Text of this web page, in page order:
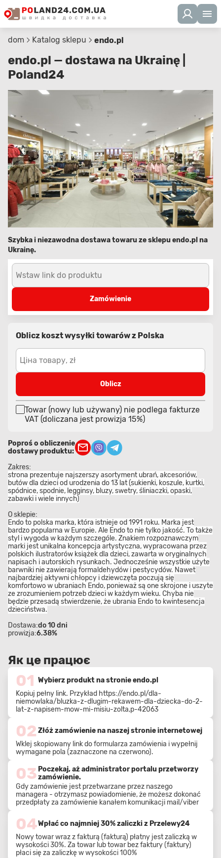
dom Katalog sklepu endo.pl
endo.pl — dostawa na Ukrainę |
Poland24
Szybka i niezawodna dostawa towaru ze sklepu endo.pl na
Ukrainę.
Wstaw link do produktu
Zamówienie
Oblicz koszt wysyłki towarów z Polska
Ціна товару, zł
Oblicz
Towar (nowy lub używany) nie podlega fakturze
VAT (doliczana jest prowizja 15%)
Poproś o obliczenie
dostawy produktu:
Zakres:
strona prezentuje najszerszy asortyment ubrań, akcesoriów,
butów dla dzieci od urodzenia do 13 lat (sukienki, koszule, kurtki,
spódnice, spodnie, legginsy, bluzy, swetry, śliniaczki, opaski,
zabawki i wiele innych)
O sklepie:
Endo to polska marka, która istnieje od 1991 roku. Marka jest
bardzo popularna w Europie. Ale Endo to nie tylko jakość. To także
styl i wygoda w każdym szczególe. Znakiem rozpoznawczym
marki jest unikalna koncepcja artystyczna, wypracowana przez
polskich ilustratorów książek dla dzieci, zawarta w oryginalnych
napisach i autorskich rysunkach. Jednocześnie wszystkie użyte
barwniki nie zawierają formaldehydów i pestycydów. Nawet
najbardziej aktywni chłopcy i dziewczęta poczują się
komfortowo w ubraniach Endo, ponieważ są one skrojone i uszyte
ze zrozumieniem potrzeb dzieci w każdym wieku. Chyba nie
będzie przesadą stwierdzenie, że ubrania Endo to kwintesencja
dzieciństwa.
Dostawa:do 10 dni
prowizja:6.38%
Як це працює
01 Wybierz produkt na stronie endo.pl
Kopiuj pełny link. Przykład https://endo.pl/dla-
niemowlaka/bluzka-z-dlugim-rekawem-dla-dziecka-do-2-
lat-z-napisem-mow-mi-misiu-zolta,p-42063
02 Złóż zamówienie na naszej stronie internetowej
Wklej skopiowany link do formularza zamówienia i wypełnij
wymagane pola (zaznaczone na czerwono).
03 Poczekaj, aż administrator portalu przetworzy
zamówienie.
Gdy zamówienie jest przetwarzane przez naszego
managera - otrzymasz powiadomienie, że możesz dokonać
przedpłaty za zamówienie kanałem komunikacji mail/viber
04Wpłać co najmniej 30% zaliczki z Przelewy24
Nowy towar wraz z fakturą (fakturą) płatny jest zaliczką w
wysokości 30%. Za towar lub towar bez faktury (faktury)
płaci się za zaliczkę w wysokości 100%